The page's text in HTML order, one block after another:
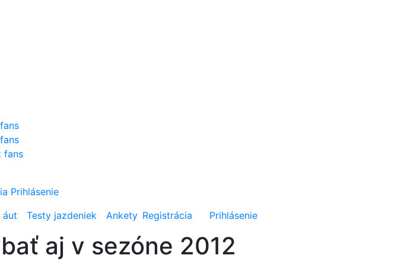
fans
Prihlásenie
áut Testy jazdeniek Ankety Registrácia Prihlásenie
aj v sezóne 2012